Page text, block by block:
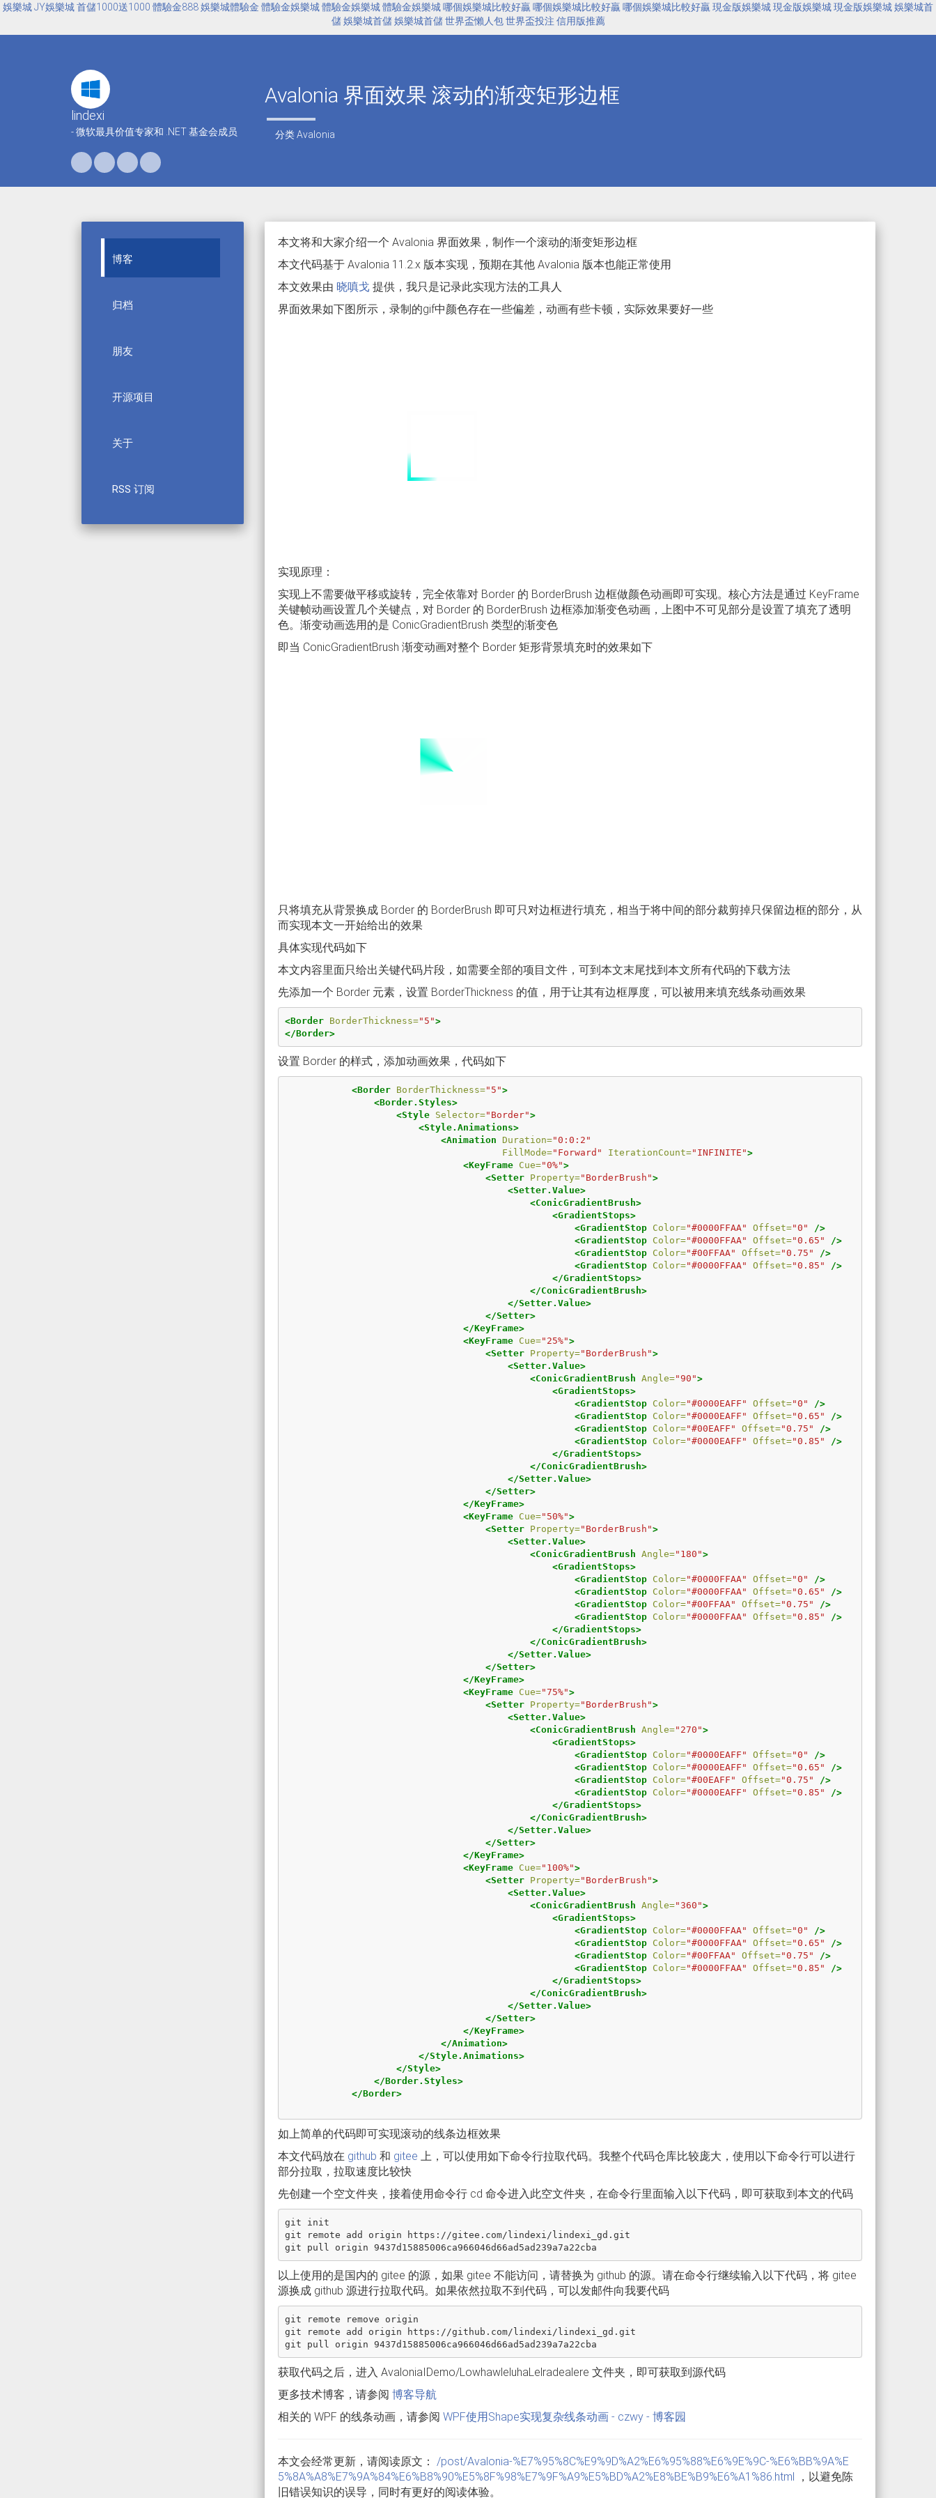
娛樂城JY娛樂城首儲1000送1000 體驗金888娛樂城體驗金 體驗金娛樂城體驗金娛樂城體驗金娛樂城哪個娛樂城比較好贏 哪個娛樂城比較好贏 哪個娛樂城比較好贏 現金版娛樂城現金版娛樂城現金版娛樂城娛樂城首
儲 娛樂城首儲 娛樂城首儲 世界盃懶人包 世界盃投注 信用版推薦
lindexi
- 微软最具价值专家和 .NET 基金会成员
Avalonia 界面效果 滚动的渐变矩形边框
分类Avalonia
博客
归档
朋友
开源项目
关于
RSS 订阅
本文将和大家介绍一个 Avalonia 界面效果，制作一个滚动的渐变矩形边框
本文代码基于 Avalonia 11.2.x 版本实现，预期在其他 Avalonia 版本也能正常使用
本文效果由 晓嗔戈 提供，我只是记录此实现方法的工具人
界面效果如下图所示，录制的gif中颜色存在一些偏差，动画有些卡顿，实际效果要好一些
实现原理：
实现上不需要做平移或旋转，完全依靠对 Border 的 BorderBrush 边框做颜色动画即可实现。核心方法是通过 KeyFrame
关键帧动画设置几个关键点，对 Border 的 BorderBrush 边框添加渐变色动画，上图中不可见部分是设置了填充了透明
色。渐变动画选用的是 ConicGradientBrush 类型的渐变色
即当 ConicGradientBrush 渐变动画对整个 Border 矩形背景填充时的效果如下
只将填充从背景换成 Border 的 BorderBrush 即可只对边框进行填充，相当于将中间的部分裁剪掉只保留边框的部分，从
而实现本文一开始给出的效果
具体实现代码如下
本文内容里面只给出关键代码片段，如需要全部的项目文件，可到本文末尾找到本文所有代码的下载方法
先添加一个 Border 元素，设置 BorderThickness 的值，用于让其有边框厚度，可以被用来填充线条动画效果
<Border BorderThickness="5">
</Border>
设置 Border 的样式，添加动画效果，代码如下
<Border BorderThickness="5">
<Border.Styles>
<Style Selector="Border">
<Style.Animations>
<Animation Duration="0:0:2"
FillMode="Forward" IterationCount="INFINITE">
<KeyFrame Cue="0%">
<Setter Property="BorderBrush">
<Setter.Value>
<ConicGradientBrush>
<GradientStops>
<GradientStop Color="#0000FFAA" Offset="0"
/>
<GradientStop Color="#0000FFAA" Offset="0.65"
/>
<GradientStop Color="#00FFAA" Offset="0.75"
/>
<GradientStop Color="#0000FFAA" Offset="0.85"
/>
</GradientStops>
</ConicGradientBrush>
</Setter.Value>
</Setter>
</KeyFrame>
<KeyFrame Cue="25%">
<Setter Property="BorderBrush">
<Setter.Value>
<ConicGradientBrush Angle="90">
<GradientStops>
<GradientStop Color="#0000EAFF" Offset="0"
/>
<GradientStop Color="#0000EAFF" Offset="0.65"
/>
<GradientStop Color="#00EAFF" Offset="0.75"
/>
<GradientStop Color="#0000EAFF" Offset="0.85"
/>
</GradientStops>
</ConicGradientBrush>
</Setter.Value>
</Setter>
</KeyFrame>
<KeyFrame Cue="50%">
<Setter Property="BorderBrush">
<Setter.Value>
<ConicGradientBrush Angle="180">
<GradientStops>
<GradientStop Color="#0000FFAA" Offset="0"
/>
<GradientStop Color="#0000FFAA" Offset="0.65"
/>
<GradientStop Color="#00FFAA" Offset="0.75"
/>
<GradientStop Color="#0000FFAA" Offset="0.85"
/>
</GradientStops>
</ConicGradientBrush>
</Setter.Value>
</Setter>
</KeyFrame>
<KeyFrame Cue="75%">
<Setter Property="BorderBrush">
<Setter.Value>
<ConicGradientBrush Angle="270">
<GradientStops>
<GradientStop Color="#0000EAFF" Offset="0"
/>
<GradientStop Color="#0000EAFF" Offset="0.65"
/>
<GradientStop Color="#00EAFF" Offset="0.75"
/>
<GradientStop Color="#0000EAFF" Offset="0.85"
/>
</GradientStops>
</ConicGradientBrush>
</Setter.Value>
</Setter>
</KeyFrame>
<KeyFrame Cue="100%">
<Setter Property="BorderBrush">
<Setter.Value>
<ConicGradientBrush Angle="360">
<GradientStops>
<GradientStop Color="#0000FFAA" Offset="0"
/>
<GradientStop Color="#0000FFAA" Offset="0.65"
/>
<GradientStop Color="#00FFAA" Offset="0.75"
/>
<GradientStop Color="#0000FFAA" Offset="0.85"
/>
</GradientStops>
</ConicGradientBrush>
</Setter.Value>
</Setter>
</KeyFrame>
</Animation>
</Style.Animations>
</Style>
</Border.Styles>
</Border>
如上简单的代码即可实现滚动的线条边框效果
本文代码放在 github 和 gitee 上，可以使用如下命令行拉取代码。我整个代码仓库比较庞大，使用以下命令行可以进行
部分拉取，拉取速度比较快
先创建一个空文件夹，接着使用命令行 cd 命令进入此空文件夹，在命令行里面输入以下代码，即可获取到本文的代码
git init
git remote add origin https://gitee.com/lindexi/lindexi_gd.git
以上使用的是国内的 gitee 的源，如果 gitee 不能访问，请替换为 github 的源。请在命令行继续输入以下代码，将 gitee
源换成 github 源进行拉取代码。如果依然拉取不到代码，可以发邮件向我要代码
git remote remove origin
git remote add origin https://github.com/lindexi/lindexi_gd.git
获取代码之后，进入 AvaloniaIDemo/LowhawleluhaLelradealere 文件夹，即可获取到源代码
更多技术博客，请参阅 博客导航
相关的 WPF 的线条动画，请参阅 WPF使用Shape实现复杂线条动画 - czwy - 博客园
本文会经常更新，请阅读原文： /post/Avalonia-%E7%95%8C%E9%9D%A2%E6%95%88%E6%9E%9C-%E6%BB%9A%E
5%8A%A8%E7%9A%84%E6%B8%90%E5%8F%98%E7%9F%A9%E5%BD%A2%E8%BE%B9%E6%A1%86.html ，以避免陈
旧错误知识的误导，同时有更好的阅读体验。